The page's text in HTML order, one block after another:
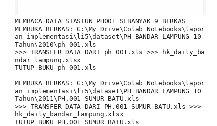
MEMBACA DATA STASIUN PH001 SEBANYAK 9 BERKAS
MEMBUKA BERKAS: G:\My Drive\Colab Notebooks\lapor
an_implementasi\li5\dataset\PH BANDAR LAMPUNG 10
Tahun\2010\ph 001.xls
>>> TRANSFER DATA DARI ph 001.xls >>> hk_daily_ba
ndar_lampung.xlsx
TUTUP BUKU ph 001.xls
MEMBUKA BERKAS: G:\My Drive\Colab Notebooks\lapor
an_implementasi\li5\dataset\PH BANDAR LAMPUNG 10
Tahun\2011\PH.001 SUMUR BATU.xls
>>> TRANSFER DATA DARI PH.001 SUMUR BATU.xls >>>
hk_daily_bandar_lampung.xlsx
TUTUP BUKU PH.001 SUMUR BATU.xls